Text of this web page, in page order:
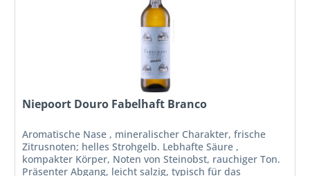
Niepoort Douro Fabelhaft Branco
Aromatische Nase , mineralischer Charakter, frische
Zitrusnoten; helles Strohgelb. Lebhafte Säure ,
kompakter Körper, Noten von Steinobst, rauchiger Ton.
Präsenter Abgang, leicht salzig, typisch für das